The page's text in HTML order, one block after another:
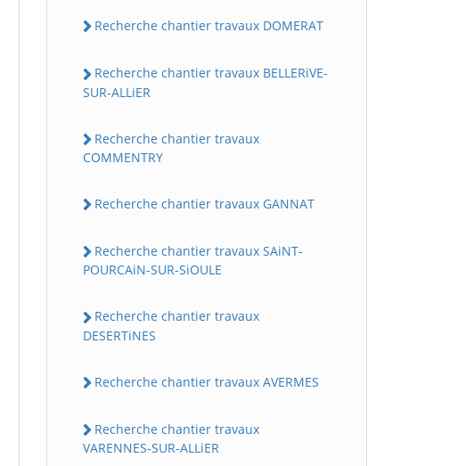
Recherche chantier travaux DOMERAT
Recherche chantier travaux BELLERiVE-
SUR-ALLiER
Recherche chantier travaux
COMMENTRY
Recherche chantier travaux GANNAT
Recherche chantier travaux SAiNT-
POURCAiN-SUR-SiOULE
Recherche chantier travaux
DESERTiNES
Recherche chantier travaux AVERMES
Recherche chantier travaux
VARENNES-SUR-ALLiER